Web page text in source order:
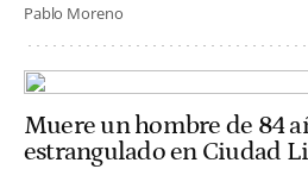
Pablo Moreno
Muere un hombre de 84
estrangulado en Ciudad